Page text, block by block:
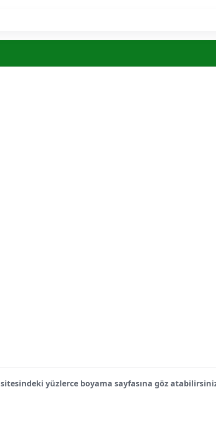
sitesindeki yüzlerce boyama sayfasına göz